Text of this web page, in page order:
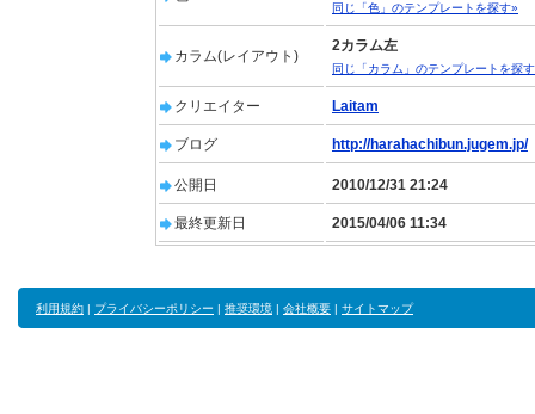
同じ「色」のテンプレートを探す»
カラム(レイアウト)
2カラム左
同じ「カラム」のテンプレートを探
クリエイター Laitam
ブログ http://harahachibun.jugem.jp/
公開日 2010/12/31 21:24
最終更新日 2015/04/06 11:34
利用規約 | プライバシーポリシー | 推奨環境 | 会社概要 | サイトマップ